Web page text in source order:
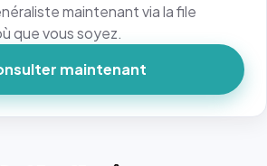
maintenant via la file
que vous soyez.
maintenant